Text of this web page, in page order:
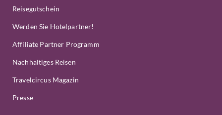
Reisegutschein
Werden Sie Hotelpartner!
Affiliate Partner Programm
Nachhaltiges Reisen
Travelcircus Magazin
Presse